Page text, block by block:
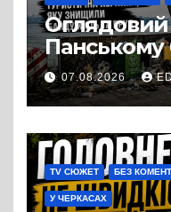
Панському
07.08.2026
TV СЮЖЕТ БЕЗ
У ЧЕРКАСАХ